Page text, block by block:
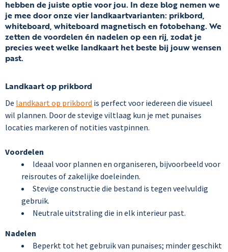
hebben de juiste optie voor jou. In deze blog nemen we
je mee door onze vier landkaartvarianten: prikbord,
whiteboard, whiteboard magnetisch en fotobehang. We
zetten de voordelen én nadelen op een rij, zodat je
precies weet welke landkaart het beste bij jouw wensen
past.
Landkaart op prikbord
De landkaart op prikbord is perfect voor iedereen die visueel
wil plannen. Door de stevige viltlaag kun je met punaises
locaties markeren of notities vastpinnen.
Voordelen
Ideaal voor plannen en organiseren, bijvoorbeeld voor
reisroutes of zakelijke doeleinden.
Stevige constructie die bestand is tegen veelvuldig
gebruik.
Neutrale uitstraling die in elk interieur past.
Nadelen
Beperkt tot het gebruik van punaises; minder geschikt